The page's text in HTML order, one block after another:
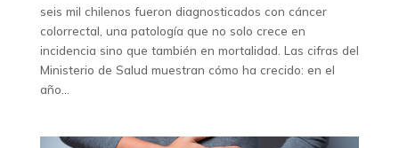
seis mil chilenos fueron diagnosticados con cáncer
colorrectal, una patología que no solo crece en
incidencia sino que también en mortalidad. Las cifras del
Ministerio de Salud muestran cómo ha crecido: en el
año...